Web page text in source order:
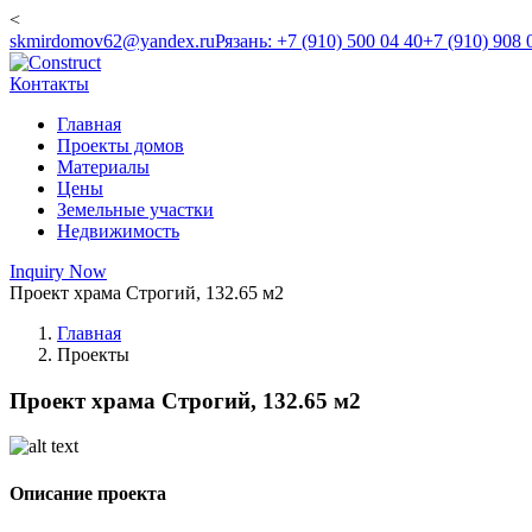
<
skmirdomov62@yandex.ruРязань: +7 (910) 500 04 40+7 (910) 908
Контакты
Главная
Проекты домов
Материалы
Цены
Земельные участки
Недвижимость
Inquiry Now
Проект храма Строгий, 132.65 м2
Главная
Проекты
Проект храма Строгий, 132.65 м2
Описание проекта